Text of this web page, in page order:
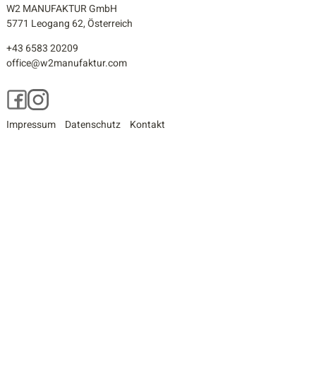
Unser Kontakt
Pressekontakt
W2 MANUFAKTUR GmbH
5771 Leogang 62, Österreich
+43 6583 20209
office@w2manufaktur.com
Facebook
Instagram
Impressum
Datenschutz Kontakt